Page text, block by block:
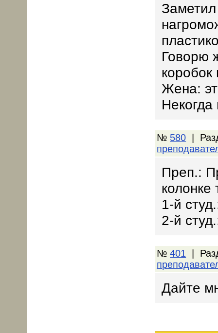
Заметил
Говорю
коробок
Жена:
№ 580 |
Преп.:
колонке
1-й
2-й
№401 |
Дайте